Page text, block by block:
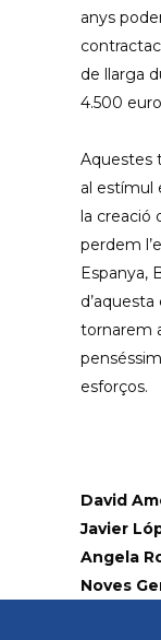
anys
de llarga
4.500
Aquestes
al estímul
la creació
perdem
Espanya,
tornarem
esforços.
David
Javier
Angela
Noves